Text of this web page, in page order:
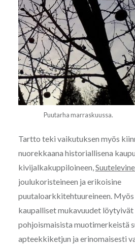
Puutarha marraskuussa.
Tartto teki vaikutuksen myös
nuorekkaana historiallisena
kivijalkakuppiloineen,
joulukoristeineen ja erikoisine
puutaloarkkitehtuureineen.
kaupalliset mukavuudet
pohjoismaisista muotimerkeistä
apteekkiketjun ja erinomaisesti